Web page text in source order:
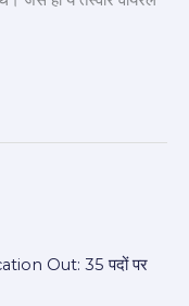
Out: 35 पदों पर